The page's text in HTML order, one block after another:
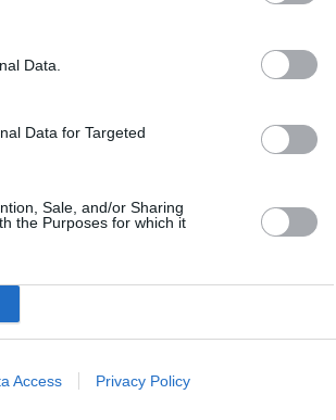
Data.
Data for Targeted
Sale, and/or Sharing
the Purposes for which it
Access Privacy Policy